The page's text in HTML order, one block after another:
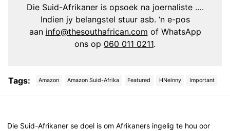
Die Suid-Afrikaner is opsoek na joernaliste ….
Indien jy belangstel stuur asb. ‘n e-pos
aan info@thesouthafrican.com of WhatsApp
ons op 060 011 0211.
Tags: Amazon Amazon Suid-Afrika Featured HNelnny Important
Die Suid-Afrikaner se doel is om Afrikaners ingelig te hou oor